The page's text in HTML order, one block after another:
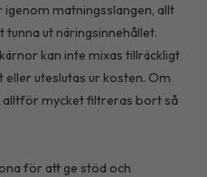
igenom matningsslangen, allt
ut näringsinnehållet.
kan inte mixas tillräckligt
uteslutas ur kosten. Om
alltför mycket filtreras bort så
för att ge stöd och